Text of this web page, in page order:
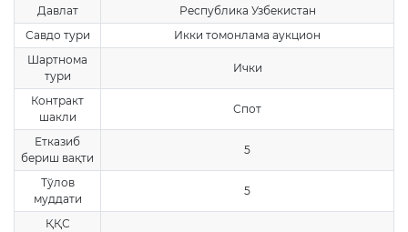
Давлат
Республика Узбекистан
Савдо тури
Икки томонлама аукцион
Шартнома
тури
Ички
Контракт
шакли
Спот
Етказиб
бериш вақти
5
Тўлов
муддати
5
ҚҚС